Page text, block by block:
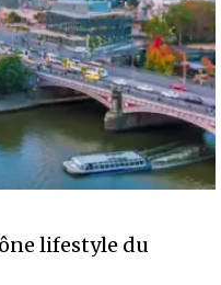
lifestyle du